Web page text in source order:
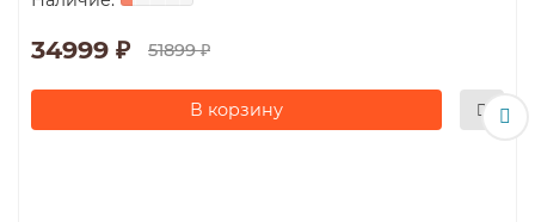
34999 ₽ 51899 ₽
В корзину